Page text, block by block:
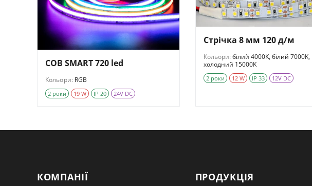
COB SMART 720 led
Кольори: RGB
2 роки 19 W IP 20 24V DC
Стрічка 8 мм 120 д/м
Кольори: білий 4000K, білий 7000K,
холодний 15000K
2 роки 12 W IP 33 12V DC
КОМПАНІЇ ПРОДУКЦІЯ